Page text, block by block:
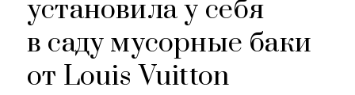
установила у себя
в саду мусорные баки
от Louis Vuitton